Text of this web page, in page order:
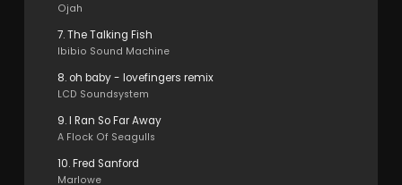
Ojah
7. The Talking Fish
Ibibio Sound Machine
8. oh baby - lovefingers remix
LCD Soundsystem
9. I Ran So Far Away
A Flock Of Seagulls
10. Fred Sanford
Marlowe